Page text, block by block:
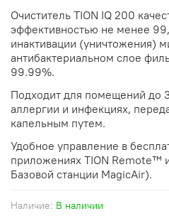
Наличие: В наличии
Очиститель TION IQ 200
эффективностью не менее
инактивации (уничтожения)
антибактериальном слое
99.99%.
Подходит для помещений до
аллергии и инфекциях,
капельным путем.
Удобное управление в
приложениях TION Remote™
Базовой станции MagicAir).